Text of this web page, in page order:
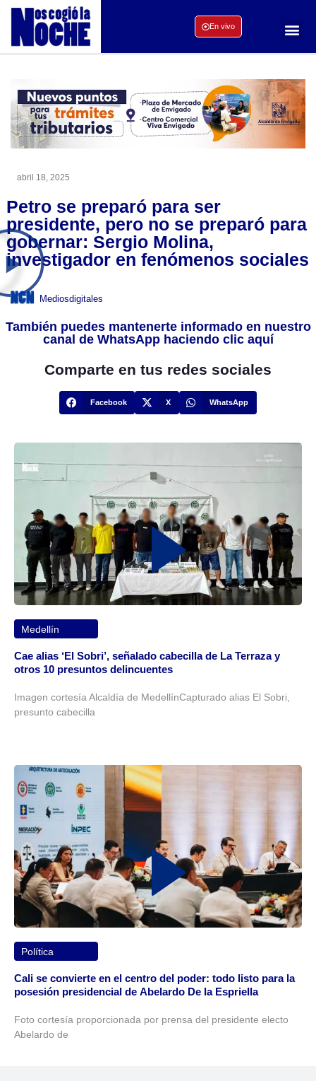
En vivo
abril 18, 2025
Petro se preparó para ser
presidente, pero no se preparó para
gobernar: Sergio Molina,
investigador en fenómenos sociales
Mediosdigitales
También puedes mantenerte informado en nuestro
canal de WhatsApp haciendo clic aquí
Comparte en tus redes sociales
Facebook X WhatsApp
Medellín
Cae alias ‘El Sobri’, señalado cabecilla de La Terraza y
otros 10 presuntos delincuentes
Imagen cortesía Alcaldía de MedellínCapturado alias El Sobri,
presunto cabecilla
Política
Cali se convierte en el centro del poder: todo listo para la
posesión presidencial de Abelardo De la Espriella
Foto cortesía proporcionada por prensa del presidente electo
Abelardo de